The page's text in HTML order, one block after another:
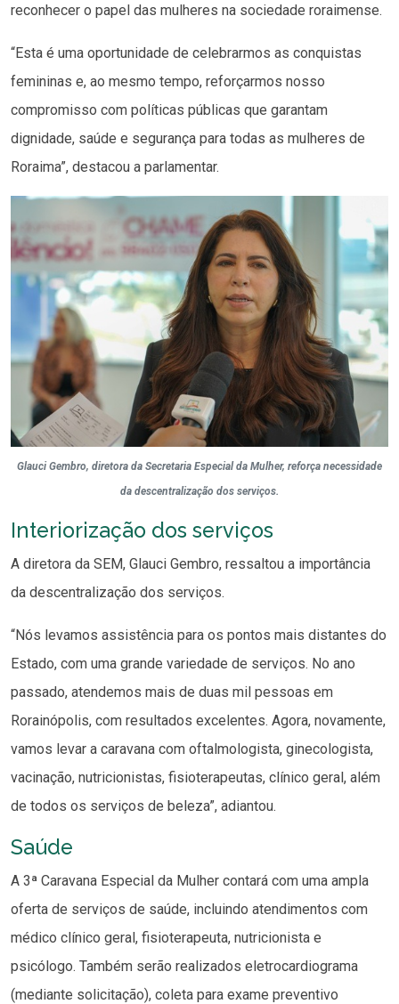
reconhecer o papel das mulheres na sociedade roraimense.
“Esta é uma oportunidade de celebrarmos as conquistas
femininas e, ao mesmo tempo, reforçarmos nosso
compromisso com políticas públicas que garantam
dignidade, saúde e segurança para todas as mulheres de
Roraima”, destacou a parlamentar.
Glauci Gembro, diretora da Secretaria Especial da Mulher, reforça necessidade
da descentralização dos serviços.
Interiorização dos serviços
A diretora da SEM, Glauci Gembro, ressaltou a importância
da descentralização dos serviços.
“Nós levamos assistência para os pontos mais distantes do
Estado, com uma grande variedade de serviços. No ano
passado, atendemos mais de duas mil pessoas em
Rorainópolis, com resultados excelentes. Agora, novamente,
vamos levar a caravana com oftalmologista, ginecologista,
vacinação, nutricionistas, fisioterapeutas, clínico geral, além
de todos os serviços de beleza”, adiantou.
Saúde
A 3ª Caravana Especial da Mulher contará com uma ampla
oferta de serviços de saúde, incluindo atendimentos com
médico clínico geral, fisioterapeuta, nutricionista e
psicólogo. Também serão realizados eletrocardiograma
(mediante solicitação), coleta para exame preventivo